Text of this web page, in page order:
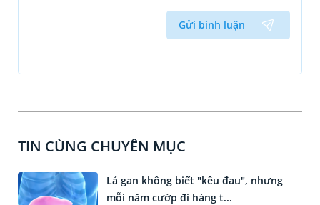
Gửi bình luận
TIN CÙNG CHUYÊN MỤC
Lá gan không biết "kêu đau", nhưng
mỗi năm cướp đi hàng t...